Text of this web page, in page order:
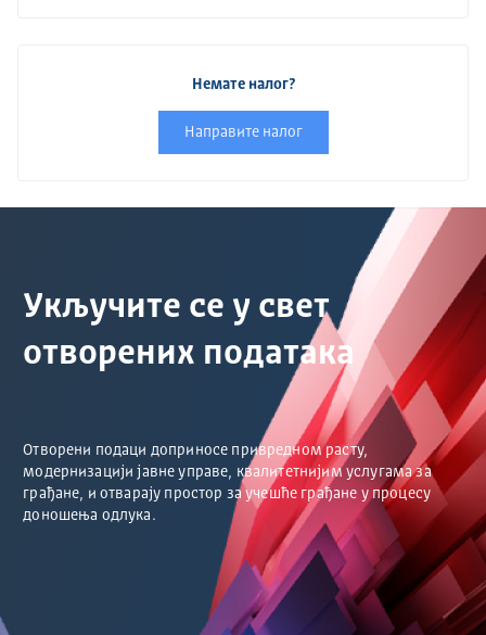
Немате налог?
Направите налог
Укључите се у свет
отворених података
Отворени подаци доприносе привредном расту,
модернизацији јавне управе, квалитетнијим услугама за
грађане, и отварају простор за учешће грађане у процесу
доношења одлука.